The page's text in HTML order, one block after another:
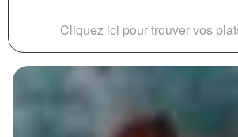
Cliquez ici pour trouver vos